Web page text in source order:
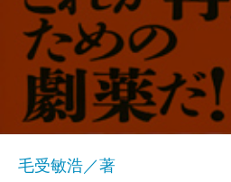
毛受敏浩／著